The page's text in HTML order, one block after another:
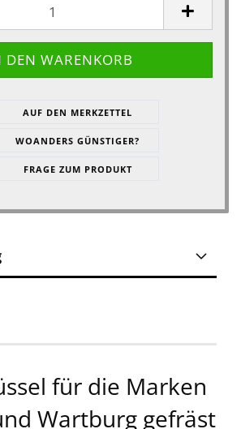
AUF DEN MERKZETTEL
WOANDERS GÜNSTIGER?
FRAGE ZUM PRODUKT
für die Marken
Wartburg gefräst